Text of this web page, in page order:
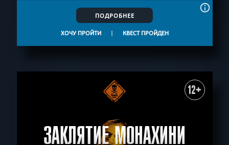
ПОДРОБНЕЕ
ХОЧУ ПРОЙТИ | КВЕСТ ПРОЙДЕН
12+
ЗАКЛЯТИЕ МОНАХИНИ